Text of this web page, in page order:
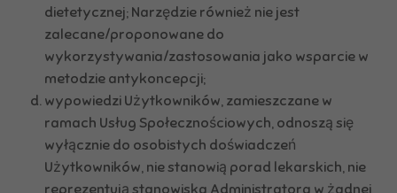
dietetycznej; Narzędzie również nie jest
zalecane/proponowane do
wykorzystywania/zastosowania jako wsparcie w
metodzie antykoncepcji;
wypowiedzi Użytkowników, zamieszczane w
ramach Usług Społecznościowych, odnoszą się
wyłącznie do osobistych doświadczeń
Użytkowników, nie stanowią porad lekarskich, nie
reprezentują stanowiska Administratora w żadnej